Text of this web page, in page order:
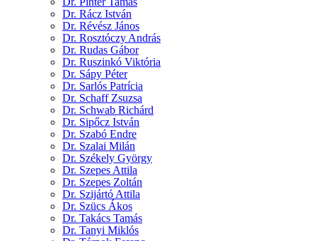
Dr. Rácz István
Dr. Révész János
Dr. Rosztóczy András
Dr. Rudas Gábor
Dr. Ruszinkó Viktória
Dr. Sápy Péter
Dr. Sarlós Patrícia
Dr. Schaff Zsuzsa
Dr. Schwab Richárd
Dr. Sipőcz István
Dr. Szabó Endre
Dr. Szalai Milán
Dr. Székely György
Dr. Szepes Attila
Dr. Szepes Zoltán
Dr. Szijártó Attila
Dr. Szücs Ákos
Dr. Takács Tamás
Dr. Tanyi Miklós